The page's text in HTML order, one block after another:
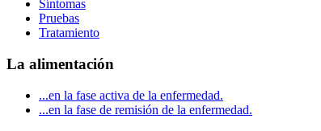
Síntomas
Pruebas
Tratamiento
La alimentación
...en la fase activa de la enfermedad.
...en la fase de remisión de la enfermedad.